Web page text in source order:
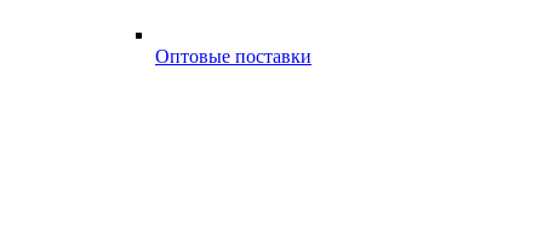
Оптовые поставки